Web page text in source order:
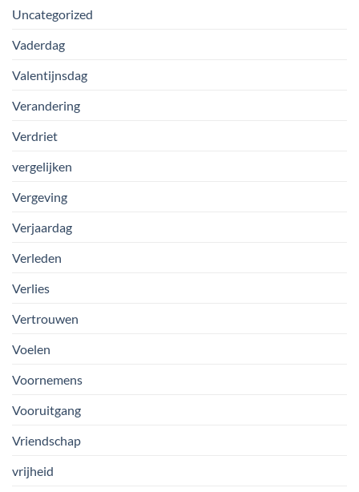
Uncategorized
Vaderdag
Valentijnsdag
Verandering
Verdriet
vergelijken
Vergeving
Verjaardag
Verleden
Verlies
Vertrouwen
Voelen
Voornemens
Vooruitgang
Vriendschap
vrijheid